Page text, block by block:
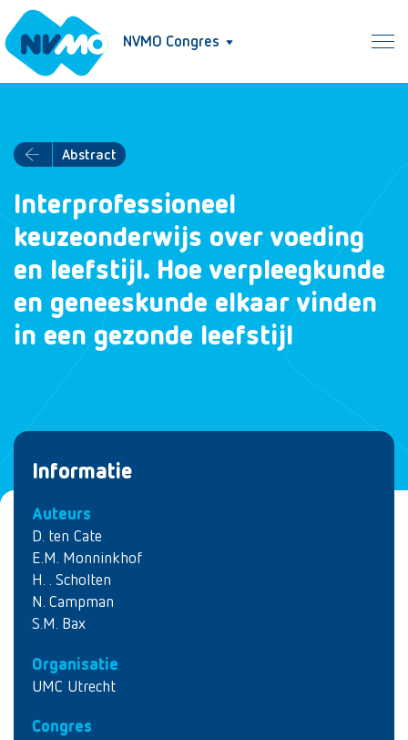
NVMO Congres
Abstract
Interprofessioneel
keuzeonderwijs over voeding
en leefstijl. Hoe verpleegkunde
en geneeskunde elkaar vinden
in een gezonde leefstijl
Informatie
Auteurs
D. ten Cate
E.M. Monninkhof
H. . Scholten
N. Campman
S.M. Bax
Organisatie
UMC Utrecht
Congres